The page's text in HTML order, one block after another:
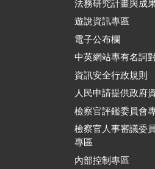
法務研究計畫與成
遊說資訊專區
電子公布欄
中英網站專有名詞
資訊安全行政規則
人民申請提供政府
檢察官評鑑委員會
檢察官人事審議委
專區
內部控制專區